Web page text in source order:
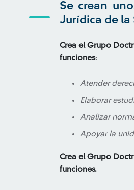
Se crean
Jurídica de la
Crea el Grupo
funciones:
Atender
Elaborar
Analizar
Apoyar la
Crea el Grupo
funciones.